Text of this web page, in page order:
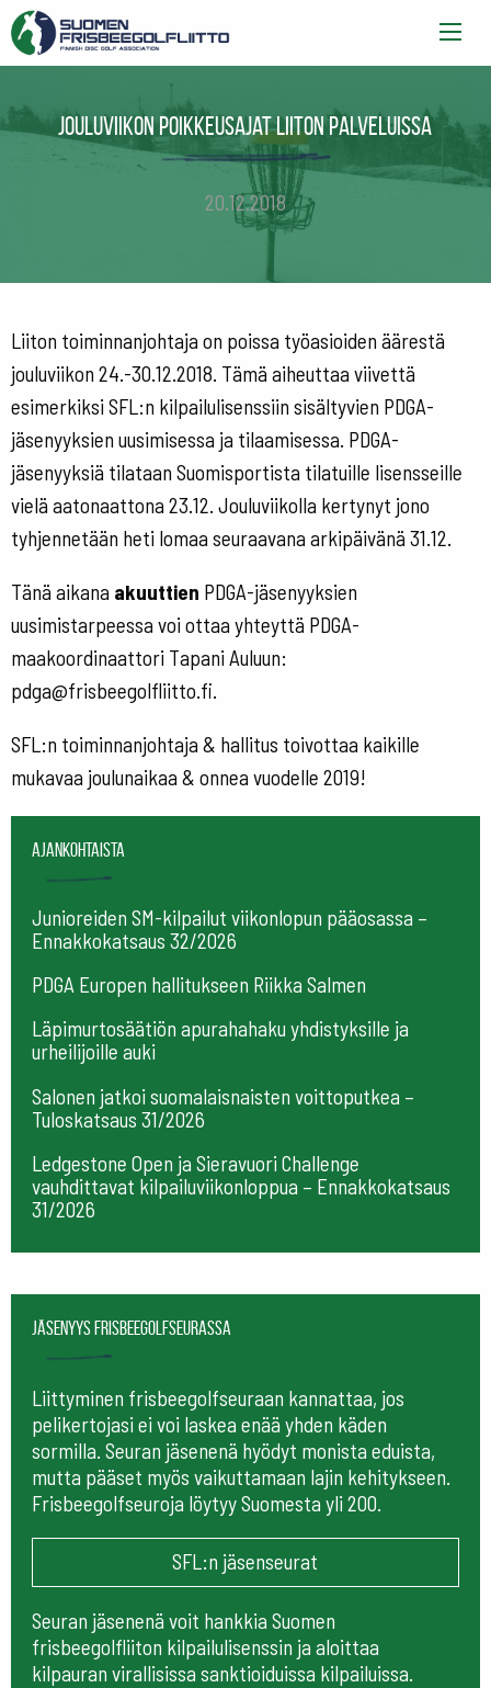
Jouluviikon poikkeusajat liiton palveluissa
20.12.2018
Liiton toiminnanjohtaja on poissa työasioiden äärestä
jouluviikon 24.-30.12.2018. Tämä aiheuttaa viivettä
esimerkiksi SFL:n kilpailulisenssiin sisältyvien PDGA-
jäsenyyksien uusimisessa ja tilaamisessa. PDGA-
jäsenyyksiä tilataan Suomisportista tilatuille lisensseille
vielä aatonaattona 23.12. Jouluviikolla kertynyt jono
tyhjennetään heti lomaa seuraavana arkipäivänä 31.12.
Tänä aikana akuuttien PDGA-jäsenyyksien
uusimistarpeessa voi ottaa yhteyttä PDGA-
maakoordinaattori Tapani Auluun:
pdga@frisbeegolfliitto.fi.
SFL:n toiminnanjohtaja & hallitus toivottaa kaikille
mukavaa joulunaikaa & onnea vuodelle 2019!
Ajankohtaista
Junioreiden SM-kilpailut viikonlopun pääosassa –
Ennakkokatsaus 32/2026
PDGA Europen hallitukseen Riikka Salmen
Läpimurtosäätiön apurahahaku yhdistyksille ja
urheilijoille auki
Salonen jatkoi suomalaisnaisten voittoputkea –
Tuloskatsaus 31/2026
Ledgestone Open ja Sieravuori Challenge
vauhdittavat kilpailuviikonloppua – Ennakkokatsaus
31/2026
Jäsenyys frisbeegolfseurassa
Liittyminen frisbeegolfseuraan kannattaa, jos
pelikertojasi ei voi laskea enää yhden käden
sormilla. Seuran jäsenenä hyödyt monista eduista,
mutta pääset myös vaikuttamaan lajin kehitykseen.
Frisbeegolfseuroja löytyy Suomesta yli 200.
SFL:n jäsenseurat
Seuran jäsenenä voit hankkia Suomen
frisbeegolfliiton kilpailulisenssin ja aloittaa
kilpauran virallisissa sanktioiduissa kilpailuissa.